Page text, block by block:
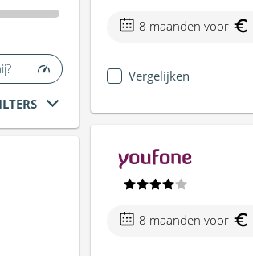
8 maanden voor
Vergelijken
8 maanden voor